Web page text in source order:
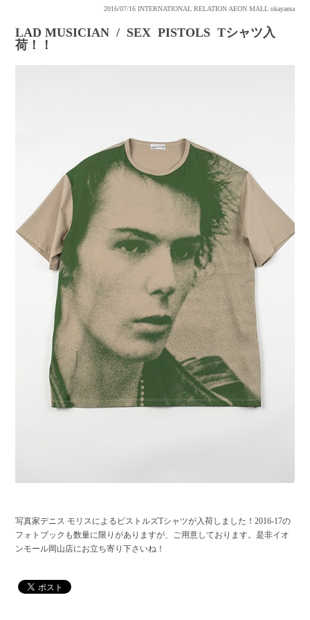
2016/07/16 INTERNATIONAL RELATION AEON MALL okayama
LAD MUSICIAN / SEX PISTOLS Tシャツ入
荷！！
写真家デニス モリスによるピストルズTシャツが入荷しました！2016-17の
フォトブックも数量に限りがありますが、ご用意しております。是非イオ
ンモール岡山店にお立ち寄り下さいね！